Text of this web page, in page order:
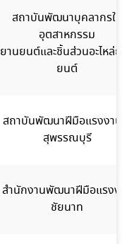
สถาบันพัฒนาบุคลากรใน
อุตสาหกรรม
ยานยนต์และชิ้นส่วนอะไหล่ย
ยนต์
สถาบันพัฒนาฝีมือแรงงาน
สุพรรณบุรี
สำนักงานพัฒนาฝีมือแรงง
ชัยนาท